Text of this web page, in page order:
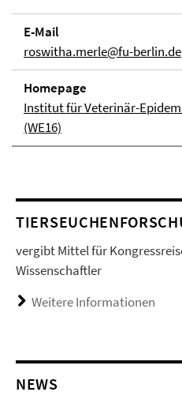
E-Mail
roswitha.merle@fu-berlin.de
Homepage
Institut für Veterinär-
(WE16)
vergibt Mittel für
Wissenschaftler
Weitere Informationen
NEWS